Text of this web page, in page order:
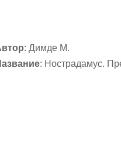
: Димде М.
: Нострадамус.